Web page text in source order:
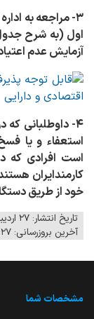
۳- مراجعه به
اول (به شرح جدول
آزمایش عدم اعتیاد
۴- داوطلبانی
استعفاء و یا
است افرادی که
کارمندایران
خود از طریق
تاریخ انتشار: ۲۷ اردیبهشت ۱۴۰۵ - ۱۲:۵۹
آخرین بروزرسانی: ۲۷ اردیبهشت ۱۴۰۵ - ۱۳:۴۰
مشخصات شما